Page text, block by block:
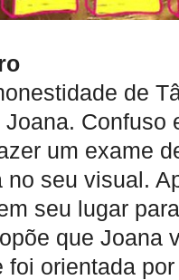
de
Confuso
um exame
seu visual.
seu lugar
que Joana
orientada